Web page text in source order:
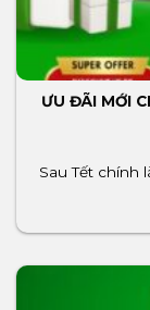
ƯU ĐÃI MỚI
Sau Tết chính